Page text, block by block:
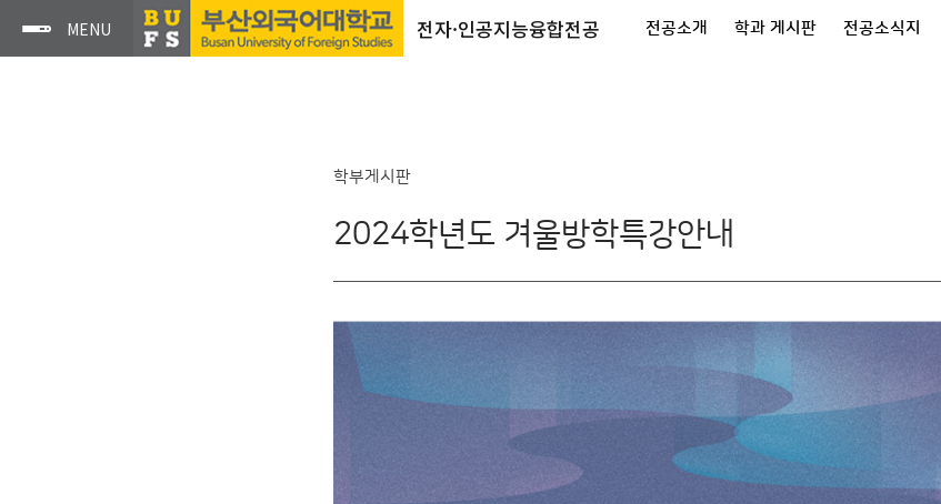
전자·인공지능융합전공 전공소개 학과 게시판 전공소식지
학부게시판
2024학년도 겨울방학특강안내